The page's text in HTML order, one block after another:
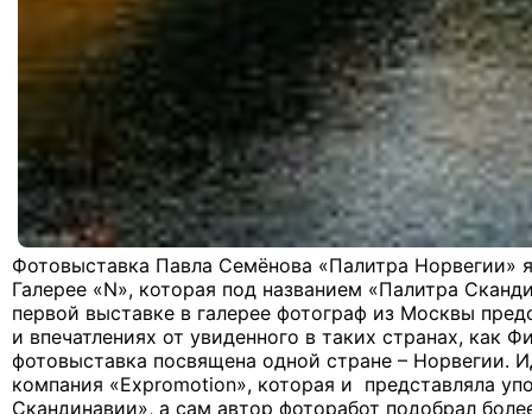
Фотовыставка Павла Семёнова «Палитра Норвегии»
Галерее «N», которая под названием «Палитра
первой выставке в галерее фотограф из Москвы
и впечатлениях от увиденного в таких странах, как
фотовыставка посвящена одной стране – Норвегии.
компания «Expromotion», которая и представляла
Скандинавии», а сам автор фоторабот подобрал